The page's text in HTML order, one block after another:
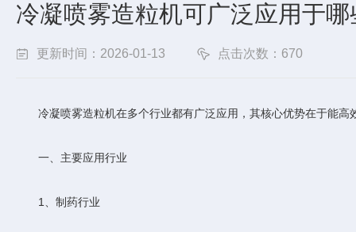
冷凝喷雾造粒机可广泛应用于
更新时间：2026-01-13 点击次数：670
冷凝喷雾造粒机在多个行业都有广泛应用，其核心优势在于能高
‌一、主要应用行业‌
‌1、制药行业‌